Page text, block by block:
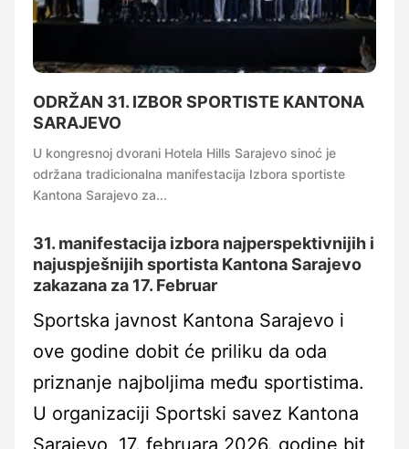
ODRŽAN 31. IZBOR SPORTISTE KANTONA
SARAJEVO
U kongresnoj dvorani Hotela Hills Sarajevo sinoć je
održana tradicionalna manifestacija Izbora sportiste
Kantona Sarajevo za...
31. manifestacija izbora najperspektivnijih i
najuspješnijih sportista Kantona Sarajevo
zakazana za 17. Februar
Sportska javnost Kantona Sarajevo i
ove godine dobit će priliku da oda
priznanje najboljima među sportistima.
U organizaciji Sportski savez Kantona
Sarajevo, 17. februara 2026. godine bit